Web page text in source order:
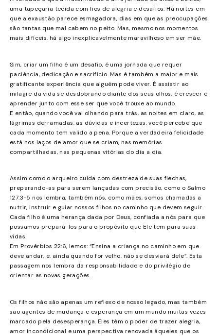
uma tapeçaria tecida com fios de alegria e desafios. Há noites em
que a exaustão parece esmagadora, dias em que as preocupações
são tantas que mal cabem no peito. Mas, mesmo nos momentos
mais difíceis, há algo inexplicavelmente maravilhoso em ser mãe.
Sim, criar um filho é um desafio, é uma jornada que requer
paciência, dedicação e sacrifício. Mas é também a maior e mais
gratificante experiência que alguém pode viver. É assistir ao
milagre da vida se desdobrando diante dos seus olhos, é crescer e
aprender junto com esse ser que você trouxe ao mundo.
E então, quando você vai olhando para trás, as noites em claro, as
lágrimas derramadas, as dúvidas e incertezas, você percebe que
cada momento tem valido a pena. Porque a verdadeira felicidade
está nos laços de amor que se criam, nas memórias
compartilhadas, nas pequenas vitórias do dia a dia.
Assim como o arqueiro cuida com destreza de suas flechas,
preparando-as para serem lançadas com precisão, como o Salmo
127:3-5 nos lembra, também nós, como mães, somos chamadas a
nutrir, instruir e guiar nossos filhos no caminho que devem seguir.
Cada filho é uma herança dada por Deus, confiada a nós para que
possamos prepará-los para o propósito que Ele tem para suas
vidas.
Em Provérbios 22:6, lemos: “Ensina a criança no caminho em que
deve andar, e, ainda quando for velho, não se desviará dele”. Esta
passagem nos lembra da responsabilidade e do privilégio de
orientar as novas gerações.
Os filhos não são apenas um reflexo de nosso legado, mas também
são agentes de mudança e esperança em um mundo muitas vezes
marcado pela desesperança. Eles têm o poder de trazer alegria,
amor incondicional e uma perspectiva renovada àqueles que os